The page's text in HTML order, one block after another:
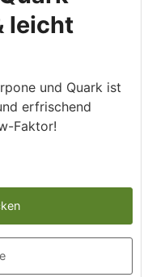
leicht
und Quark ist
erfrischend
Faktor!